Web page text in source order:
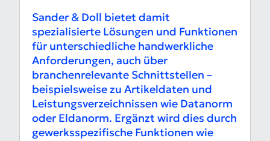
Sander & Doll bietet damit
spezialisierte Lösungen und Funktionen
für unterschiedliche handwerkliche
Anforderungen, auch über
branchenrelevante Schnittstellen –
beispielsweise zu Artikeldaten und
Leistungsverzeichnissen wie Datanorm
oder Eldanorm. Ergänzt wird dies durch
gewerksspezifische Funktionen wie